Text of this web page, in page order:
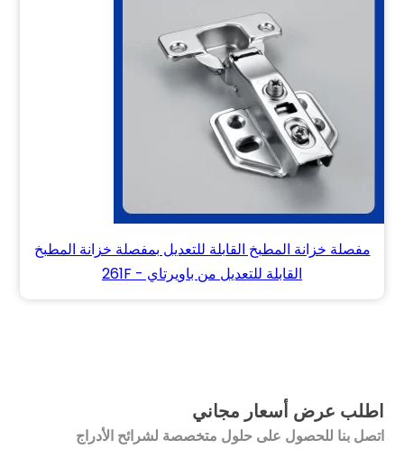
مفصلة خزانة المطبخ القابلة للتعديل بمفصلة خزانة المطبخ
القابلة للتعديل من باويرتاي - 261F
اطلب عرض أسعار مجاني
اتصل بنا للحصول على حلول متخصصة لشرائح الأدراج